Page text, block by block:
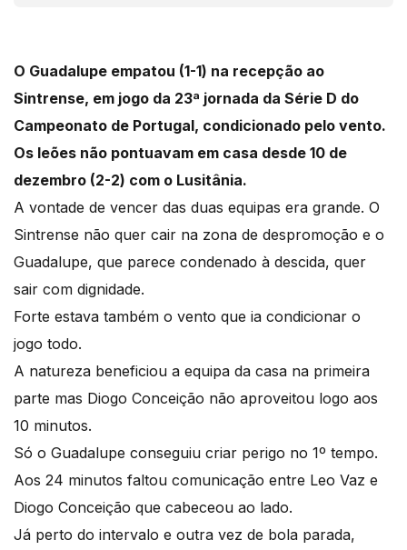
O Guadalupe empatou (1-1) na recepção ao
Sintrense, em jogo da 23ª jornada da Série D do
Campeonato de Portugal, condicionado pelo vento.
Os leões não pontuavam em casa desde 10 de
dezembro (2-2) com o Lusitânia.
A vontade de vencer das duas equipas era grande. O
Sintrense não quer cair na zona de despromoção e o
Guadalupe, que parece condenado à descida, quer
sair com dignidade.
Forte estava também o vento que ia condicionar o
jogo todo.
A natureza beneficiou a equipa da casa na primeira
parte mas Diogo Conceição não aproveitou logo aos
10 minutos.
Só o Guadalupe conseguiu criar perigo no 1º tempo.
Aos 24 minutos faltou comunicação entre Leo Vaz e
Diogo Conceição que cabeceou ao lado.
Já perto do intervalo e outra vez de bola parada,